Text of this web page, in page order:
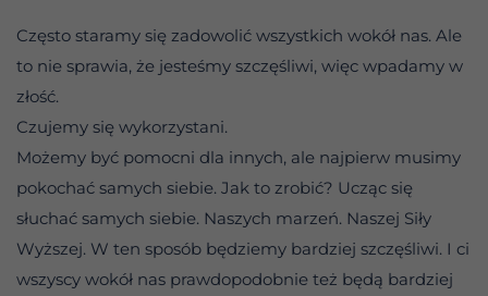
Często staramy się zadowolić wszystkich wokół nas. Ale
to nie sprawia, że jesteśmy szczęśliwi, więc wpadamy w
złość.
Czujemy się wykorzystani.
Możemy być pomocni dla innych, ale najpierw musimy
pokochać samych siebie. Jak to zrobić? Ucząc się
słuchać samych siebie. Naszych marzeń. Naszej Siły
Wyższej. W ten sposób będziemy bardziej szczęśliwi. I ci
wszyscy wokół nas prawdopodobnie też będą bardziej